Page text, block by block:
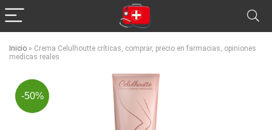
Inicio » Crema Celulhoutte críticas, comprar, precio en farmacias, opiniones
medicas reales
-50%